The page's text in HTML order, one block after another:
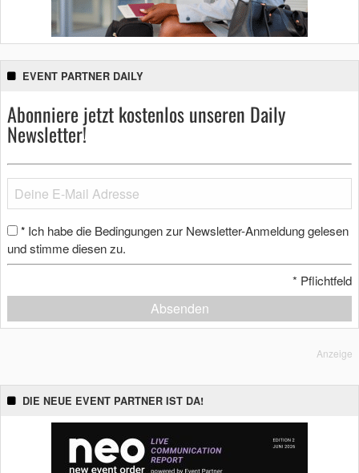
EVENT PARTNER DAILY
Abonniere jetzt kostenlos unseren Daily
Newsletter!
* Ich habe die Bedingungen zur Newsletter-Anmeldung gelesen
und stimme diesen zu.
* Pflichtfeld
Absenden
Anzeige
DIE NEUE EVENT PARTNER IST DA!